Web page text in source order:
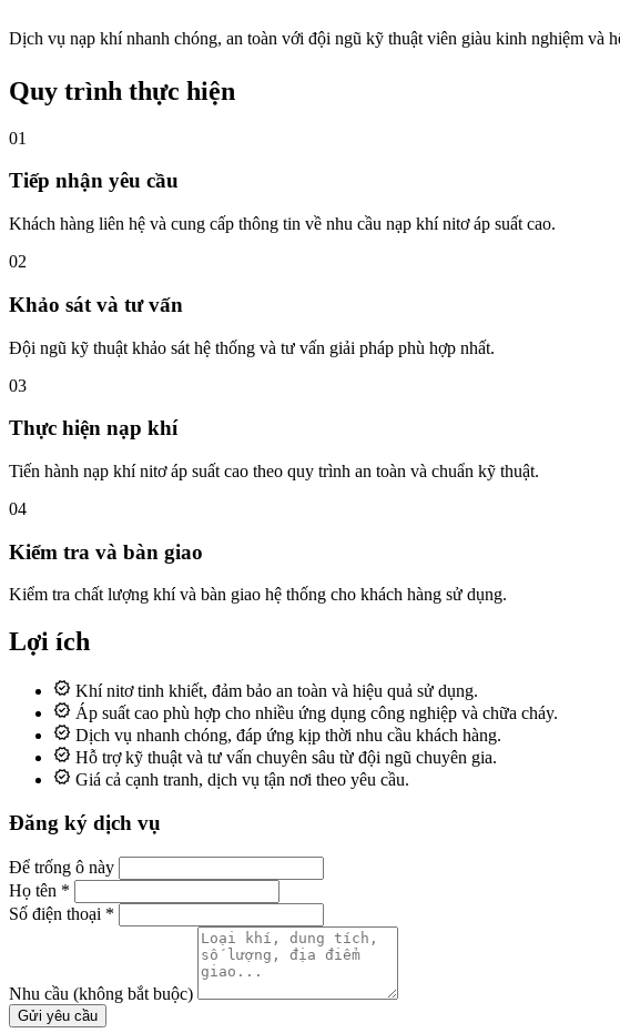
Dịch vụ nạp khí nhanh chóng, an toàn với đội ngũ kỹ thuật viên giàu kinh nghiệm và
Quy trình thực hiện
01
Tiếp nhận yêu cầu
Khách hàng liên hệ và cung cấp thông tin về nhu cầu nạp khí nitơ áp suất cao.
02
Khảo sát và tư vấn
Đội ngũ kỹ thuật khảo sát hệ thống và tư vấn giải pháp phù hợp nhất.
03
Thực hiện nạp khí
Tiến hành nạp khí nitơ áp suất cao theo quy trình an toàn và chuẩn kỹ thuật.
04
Kiểm tra và bàn giao
Kiểm tra chất lượng khí và bàn giao hệ thống cho khách hàng sử dụng.
Lợi ích
Khí nitơ tinh khiết, đảm bảo an toàn và hiệu quả sử dụng.
Áp suất cao phù hợp cho nhiều ứng dụng công nghiệp và chữa cháy.
Dịch vụ nhanh chóng, đáp ứng kịp thời nhu cầu khách hàng.
Hỗ trợ kỹ thuật và tư vấn chuyên sâu từ đội ngũ chuyên gia.
Giá cả cạnh tranh, dịch vụ tận nơi theo yêu cầu.
Đăng ký dịch vụ
Để trống ô này
Họ tên *
Số điện thoại *
Nhu cầu (không bắt buộc)
Gửi yêu cầu